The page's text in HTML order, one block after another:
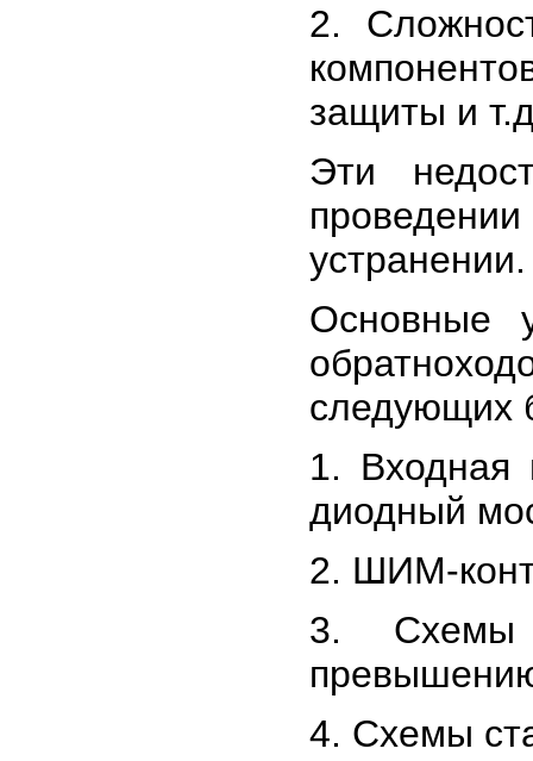
2.
защиты и
Эти
устранении.
Основные
следующих
1. Входная
диодный
2. ШИМ-
3. Схемы
4. Схемы